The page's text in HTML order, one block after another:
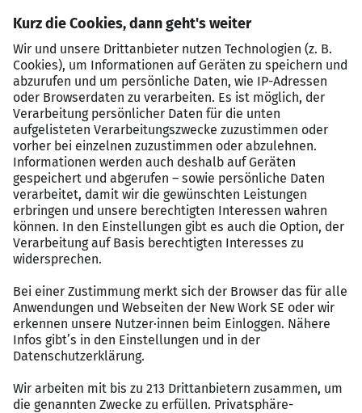
Umtopfen
Bekämpfung von Schädlingen
Düngen und Bewässern
Dauer, Gliederung:
die Ausbildung dauert 3 Jahre, beginnt am 1. September
und ist in schulische und praktische Abschnitte
gegliedert
Schulische Ausbildung:
Berufsschulunterricht in Ochsenfurt
jeweils im Wochenwechsel ein bzw. zwei Tage